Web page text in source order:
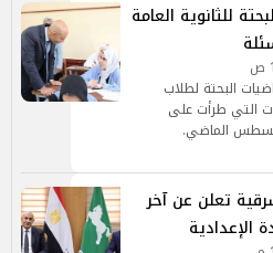
للثانوية العامة
البحتة لطلاب
التعديلات التي طرأت على
الماضي.
تعلن عن آخر
الإعدادية